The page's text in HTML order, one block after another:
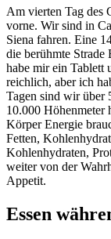
Am vierten Tag des
vorne. Wir sind in
Siena fahren. Eine
die berühmte
habe mir ein Tablett
reichlich, aber ich
Tagen sind wir über
10.000 Höhenmeter
Körper Energie
Fetten,
Kohlenhydraten,
weiter von der
Appetit.
Essen